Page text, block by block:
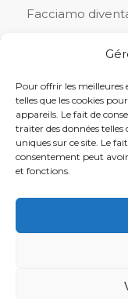
Pour offrir les meilleures
telles que les cookies
appareils. Le fait de
traiter des données
uniques sur ce site. Le
consentement peut
et fonctions.
Facciamo
+352 691
Fissiamo
Legal office: 2 rue